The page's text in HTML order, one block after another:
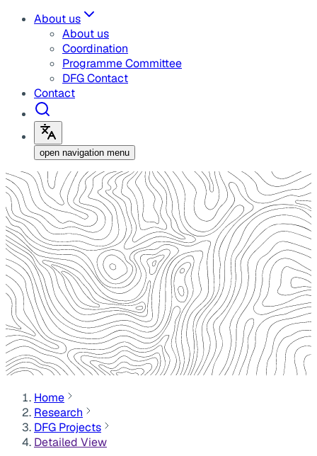
About us
About us
Coordination
Programme Committee
DFG Contact
Contact
open navigation menu
Home
Research
DFG Projects
Detailed View